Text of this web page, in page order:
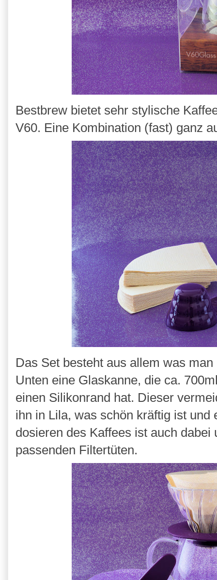
Bestbrew bietet sehr stylische
V60. Eine Kombination (fast) ganz
Das Set besteht aus allem was
Unten eine Glaskanne, die ca.
einen Silikonrand hat. Dieser
ihn in Lila, was schön kräftig ist
dosieren des Kaffees ist auch
passenden Filtertüten.